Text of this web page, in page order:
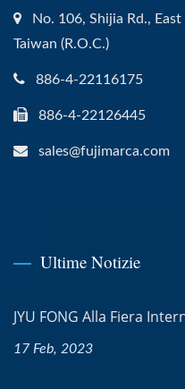
No. 106, Shijia Rd.,
Taiwan (R.O.C.)
886-4-22116175
886-4-22126445
sales@fujimarca.com
Ultime Notizie
JYU FONG Alla Fiera
17 Feb, 2023